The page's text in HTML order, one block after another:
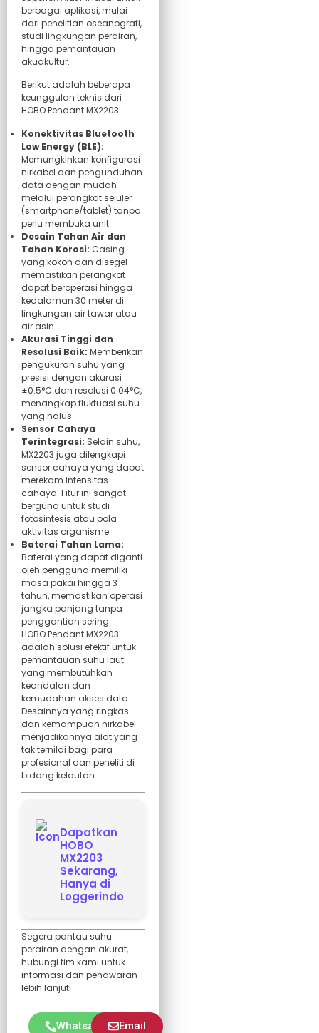
berbagai aplikasi, mulai
dari penelitian oseanografi,
studi lingkungan perairan,
hingga pemantauan
akuakultur.
Berikut adalah beberapa
keunggulan teknis dari
HOBO Pendant MX2203:
Konektivitas Bluetooth
Low Energy (BLE):
Memungkinkan konfigurasi
nirkabel dan pengunduhan
data dengan mudah
melalui perangkat seluler
(smartphone/tablet) tanpa
perlu membuka unit.
Desain Tahan Air dan
Tahan Korosi: Casing
yang kokoh dan disegel
memastikan perangkat
dapat beroperasi hingga
kedalaman 30 meter di
lingkungan air tawar atau
air asin.
Akurasi Tinggi dan
Resolusi Baik: Memberikan
pengukuran suhu yang
presisi dengan akurasi
±0.5°C dan resolusi 0.04°C,
menangkap fluktuasi suhu
yang halus.
Sensor Cahaya
Terintegrasi: Selain suhu,
MX2203 juga dilengkapi
sensor cahaya yang dapat
merekam intensitas
cahaya. Fitur ini sangat
berguna untuk studi
fotosintesis atau pola
aktivitas organisme.
Baterai Tahan Lama:
Baterai yang dapat diganti
oleh pengguna memiliki
masa pakai hingga 3
tahun, memastikan operasi
jangka panjang tanpa
penggantian sering.
HOBO Pendant MX2203
adalah solusi efektif untuk
pemantauan suhu laut
yang membutuhkan
keandalan dan
kemudahan akses data.
Desainnya yang ringkas
dan kemampuan nirkabel
menjadikannya alat yang
tak ternilai bagi para
profesional dan peneliti di
bidang kelautan.
Dapatkan
HOBO
MX2203
Sekarang,
Hanya di
Loggerindo
Segera pantau suhu
perairan dengan akurat,
hubungi tim kami untuk
informasi dan penawaran
lebih lanjut!
Whatsapp Email